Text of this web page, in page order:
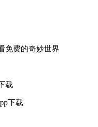
免费的奇妙世界
载
下载